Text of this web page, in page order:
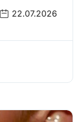
22.07.2026